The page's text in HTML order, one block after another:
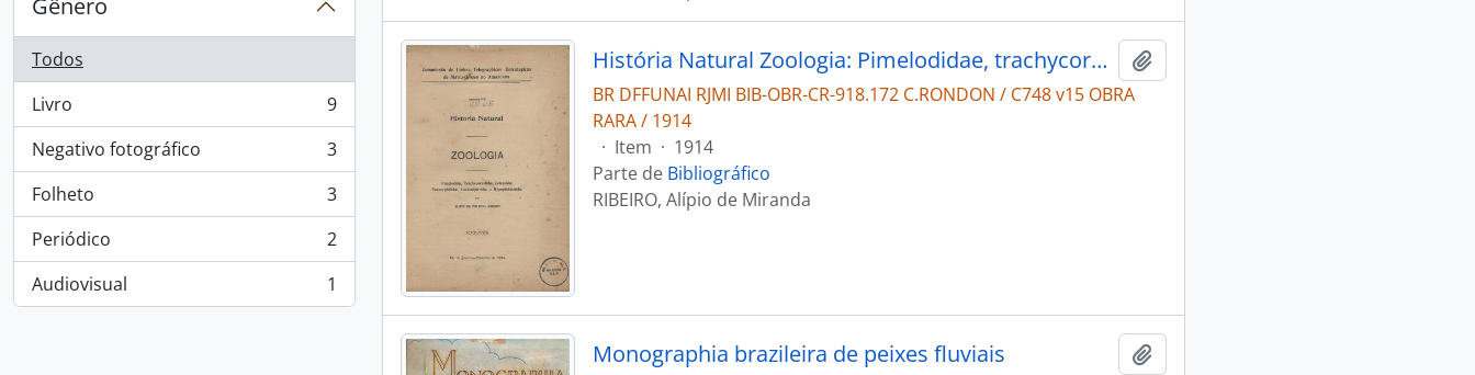
Gênero
Todos
Livro
, 9 resultados
9
Negativo fotográfico
, 3 resultados
3
Folheto
, 3 resultados
3
Periódico
, 2 resultados
2
Audiovisual
, 1 resultados 1
História Natural Zoologia: Pimelodidae, trachycorystidae, cetapsidae, bunocephalidae, auchenipteridae e hypophthalmidae.
BR DFFUNAI RJMI BIB-OBR-CR-918.172 C.RONDON / C748 v15 OBRA
RARA / 1914
· Item · 1914
Parte de Bibliográfico
RIBEIRO, Alípio de Miranda
Monographia brazileira de peixes fluviais